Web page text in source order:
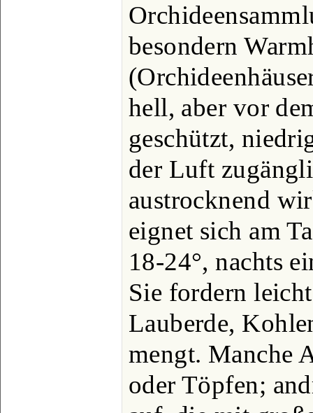
besondern
hell, aber vor
geschützt,
der Luft
austrocknend
eignet sich am
18-24°, nachts
Sie fordern
Lauberde,
mengt. Manche
oder Töpfen;